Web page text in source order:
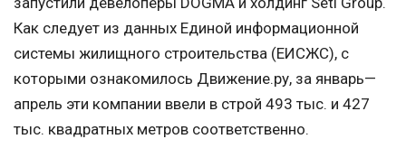
Как следует из данных Единой информационной
системы жилищного строительства (ЕИСЖС), с
которыми ознакомилось Движение.ру, за январь—
апрель эти компании ввели в строй 493 тыс. и 427
тыс. квадратных метров соответственно.